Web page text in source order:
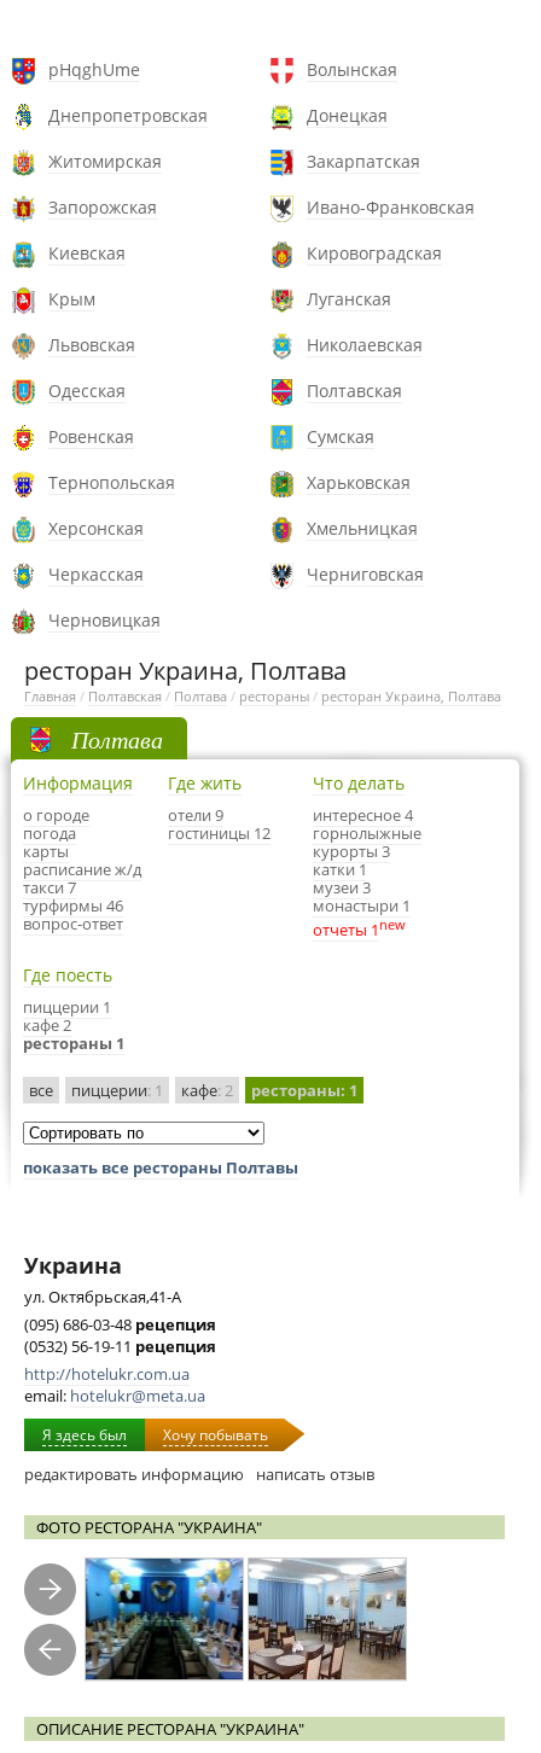
pHqghUme
Волынская
Днепропетровская
Донецкая
Житомирская
Закарпатская
Запорожская
Ивано-Франковская
Киевская
Кировоградская
Крым
Луганская
Львовская
Николаевская
Одесская
Полтавская
Ровенская
Сумская
Тернопольская
Харьковская
Херсонская
Хмельницкая
Черкасская
Черниговская
Черновицкая
ресторан Украина, Полтава
Главная / Полтавская / Полтава / рестораны / ресторан Украина, Полтава
Полтава
Информация
о городе
погода
карты
расписание ж/д
такси 7
турфирмы 46
вопрос-ответ
Где жить
отели 9
гостиницы 12
Что делать
интересное 4
горнолыжные
курорты 3
катки 1
музеи 3
монастыри 1
отчеты 1 new
Где поесть
пиццерии 1
кафе 2
рестораны 1
все пиццерии: 1 кафе: 2 рестораны: 1
показать все рестораны Полтавы
Украина
ул. Октябрьская,41-А
(095) 686-03-48 рецепция
(0532) 56-19-11 рецепция
http://hotelukr.com.ua
email: hotelukr@meta.ua
Я здесь был Хочу побывать
редактировать информацию написать отзыв
ФОТО РЕСТОРАНА "УКРАИНА"
ОПИСАНИЕ РЕСТОРАНА "УКРАИНА"